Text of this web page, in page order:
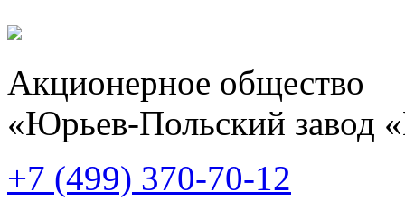
Акционерное общество
«Юрьев-Польский завод
+7 (499) 370-70-12